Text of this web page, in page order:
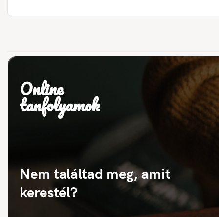
Online
tanfolyamok
Nem találtad meg, amit
kerestél?